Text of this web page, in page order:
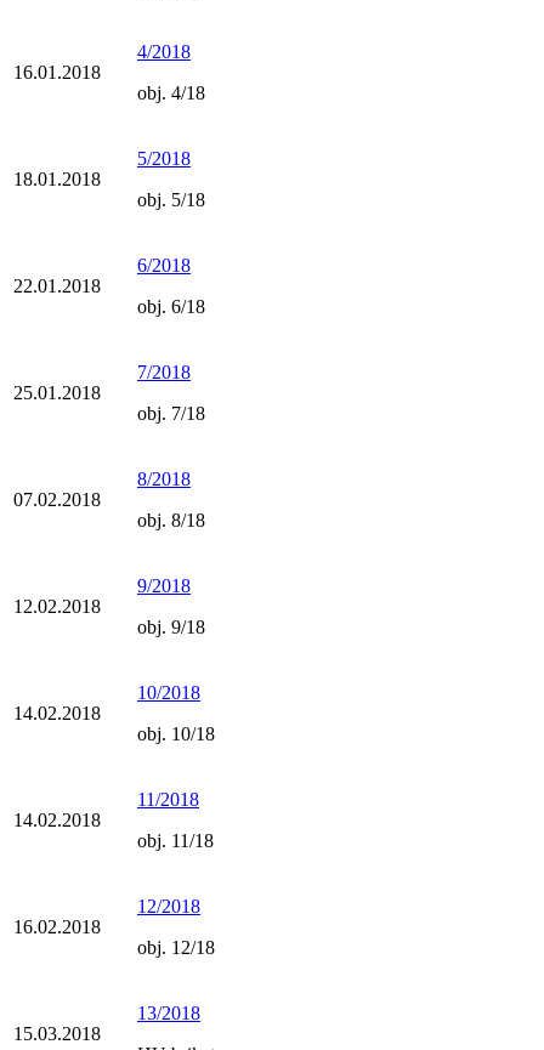
16.01.2018
4/2018
obj. 4/18
18.01.2018
5/2018
obj. 5/18
22.01.2018
6/2018
obj. 6/18
25.01.2018
7/2018
obj. 7/18
07.02.2018
8/2018
obj. 8/18
12.02.2018
9/2018
obj. 9/18
14.02.2018
10/2018
obj. 10/18
14.02.2018
11/2018
obj. 11/18
16.02.2018
12/2018
obj. 12/18
15.03.2018
13/2018